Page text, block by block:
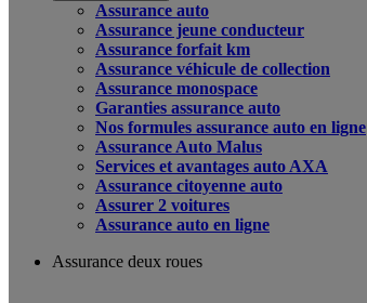
Assurance auto
Assurance jeune conducteur
Assurance forfait km
Assurance véhicule de collection
Assurance monospace
Garanties assurance auto
Nos formules assurance auto en ligne
Assurance Auto Malus
Services et avantages auto AXA
Assurance citoyenne auto
Assurer 2 voitures
Assurance auto en ligne
Assurance deux roues